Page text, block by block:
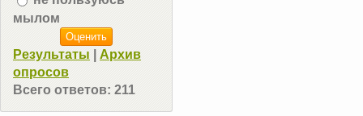
мылом
Результаты
Архив
опросов
Всего ответов: 211